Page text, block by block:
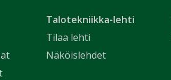
Talotekniikka-lehti
Tilaa lehti
Näköislehdet